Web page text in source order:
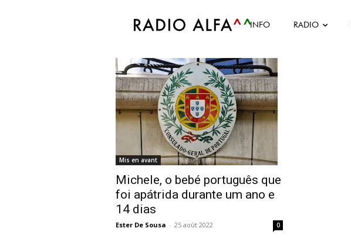
INFO RADIO
Accueil Tags Apátrida
Tag: Apátrida
Mis en avant
Michele, o bebé português que
foi apátrida durante um ano e
14 dias
Ester De Sousa - 25 août 2022 0